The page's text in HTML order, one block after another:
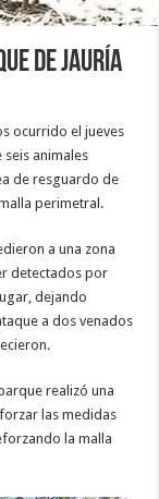
de jauría
ocurrido el jueves
animales
de resguardo de
perimetral.
a una zona
detectados por
dejando
a dos venados
realizó una
las medidas
la malla